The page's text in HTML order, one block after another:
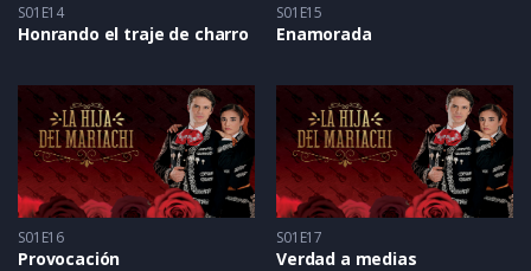
S01E14
Honrando el traje de charro
S01E15
Enamorada
S01E16
Provocación
S01E17
Verdad a medias